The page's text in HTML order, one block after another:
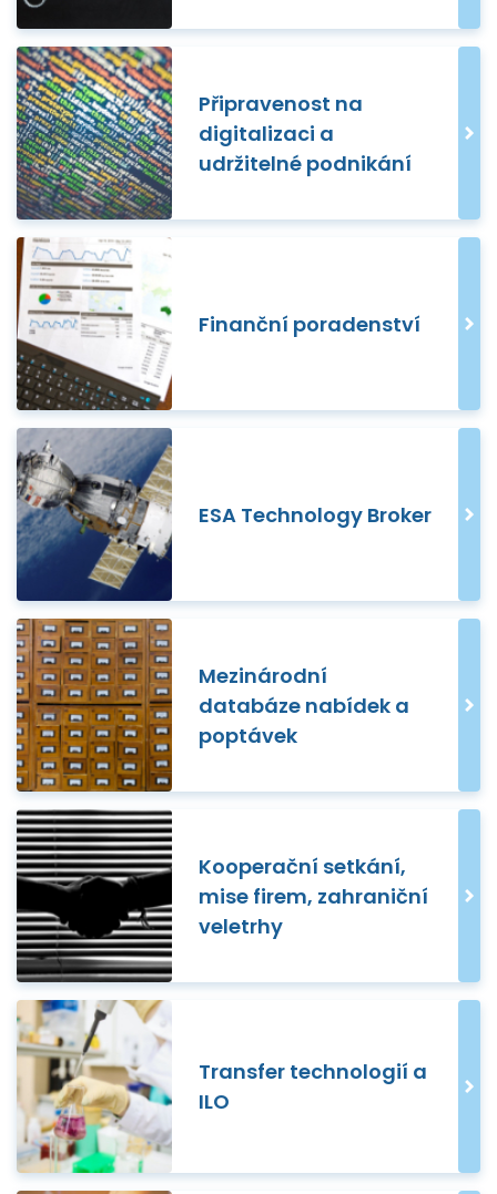
Připravenost na
digitalizaci a
udržitelné podnikání
Finanční poradenství
ESA Technology Broker
Mezinárodní
databáze nabídek a
poptávek
Kooperační setkání,
mise firem, zahraniční
veletrhy
Transfer technologií a
ILO